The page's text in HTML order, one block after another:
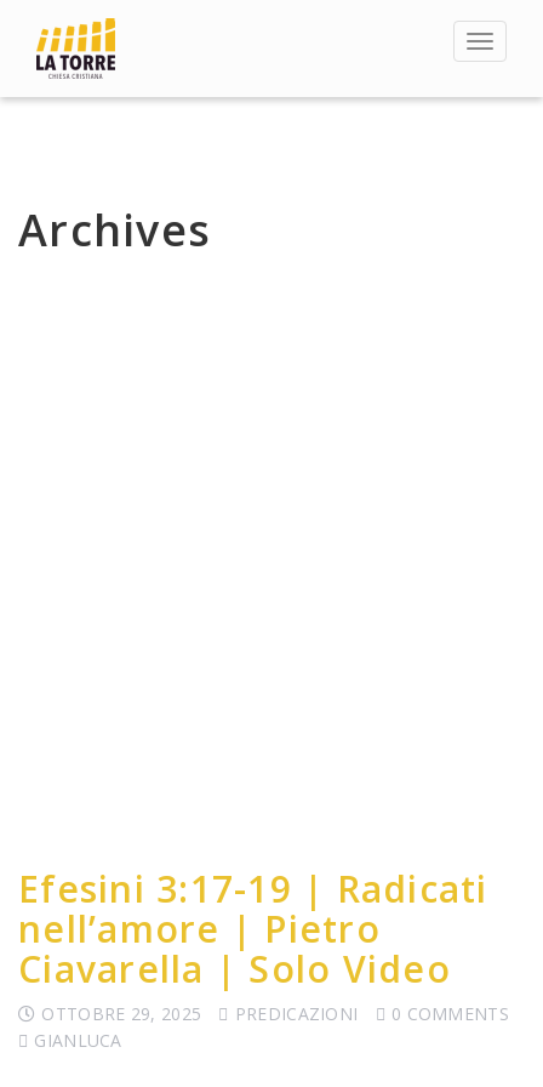
Toggle
Archives
Efesini 3:17-19 | Radicati
nell’amore | Pietro
Ciavarella | Solo Video
OTTOBRE 29, 2025 PREDICAZIONI
0 COMMENTS
GIANLUCA